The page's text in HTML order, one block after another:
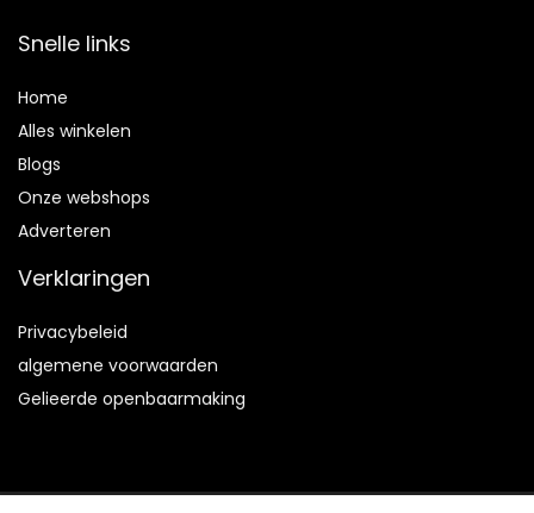
Snelle links
Home
Alles winkelen
Blogs
Onze webshops
Adverteren
Verklaringen
Privacybeleid
algemene voorwaarden
Gelieerde openbaarmaking